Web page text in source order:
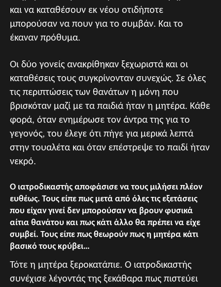
και να καταθέσουν εκ νέου οτιδήποτε
μπορούσαν να πουν για το συμβάν. Και το
έκαναν πρόθυμα.
Οι δύο γονείς ανακρίθηκαν ξεχωριστά και οι
καταθέσεις τους συγκρίνονταν συνεχώς. Σε όλες
τις περιπτώσεις των θανάτων η μόνη που
βρισκόταν μαζί με τα παιδιά ήταν η μητέρα. Κάθε
φορά, όταν ενημέρωσε τον άντρα της για το
γεγονός, του έλεγε ότι πήγε για μερικά λεπτά
στην τουαλέτα και όταν επέστρεψε το παιδί ήταν
νεκρό.
Ο ιατροδικαστής αποφάσισε να τους μιλήσει πλέον
ευθέως. Τους είπε πως μετά από όλες τις εξετάσεις
που είχαν γινεί δεν μπορούσαν να βρουν φυσικά
αίτια θανάτου και πως κάτι άλλο θα πρέπει να είχε
συμβεί. Τους είπε πως θεωρούν πως η μητέρα κάτι
βασικό τους κρύβει…
Τότε η μητέρα ξεροκατάπιε. Ο ιατροδικαστής
συνέχισε λέγοντάς της ξεκάθαρα πως πιστεύει